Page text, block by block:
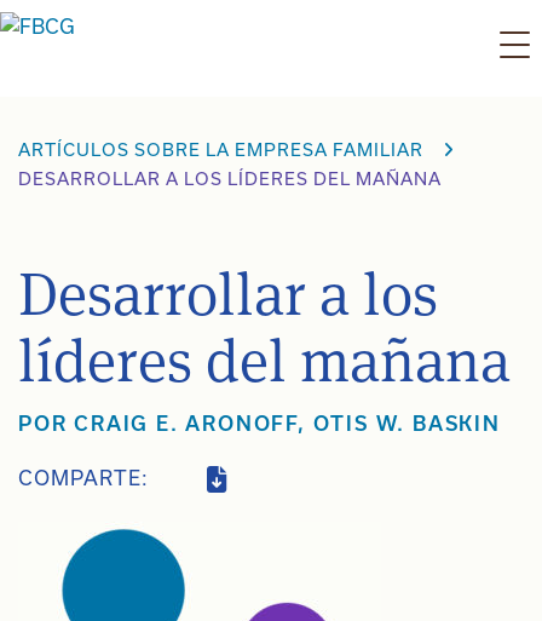
Ir
ARTÍCULOS SOBRE LA EMPRESA FAMILIAR
DESARROLLAR A LOS LÍDERES DEL MAÑANA
Desarrollar a los
líderes del mañana
PORCRAIG E. ARONOFF, OTIS W. BASKIN
COMPARTE: